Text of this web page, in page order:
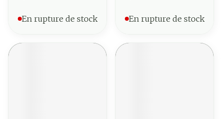
En rupture de stock En rupture de stock